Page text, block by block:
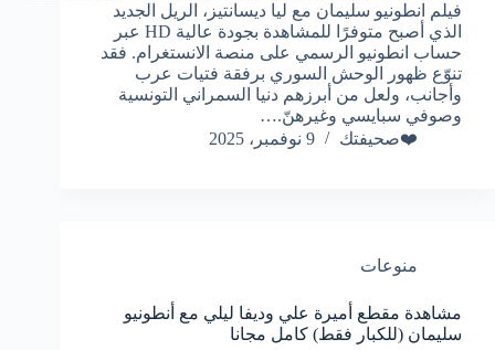
فيلم انطونيو سليمان مع ليا ديسانتيز، الريل الجديد
الذي أصبح متوفرًا للمشاهدة بجودة عالية HD عبر
حساب انطونيو الرسمي على منصة الانستغرام. فقد
تنوّع ظهور الوحش السوري برفقة فتيات عرب
وأجانب، ولعل من أبرزهم دنيا السمراني التونسية
وصوفي سبايسي وغيرهنّ.…
❤️صحيفتك
9 نوفمبر، 2025
منوعات
مشاهدة مقطع أميرة علي وديفا ليلي مع أنطونيو
سليمان (للكبار فقط) كامل مجانا